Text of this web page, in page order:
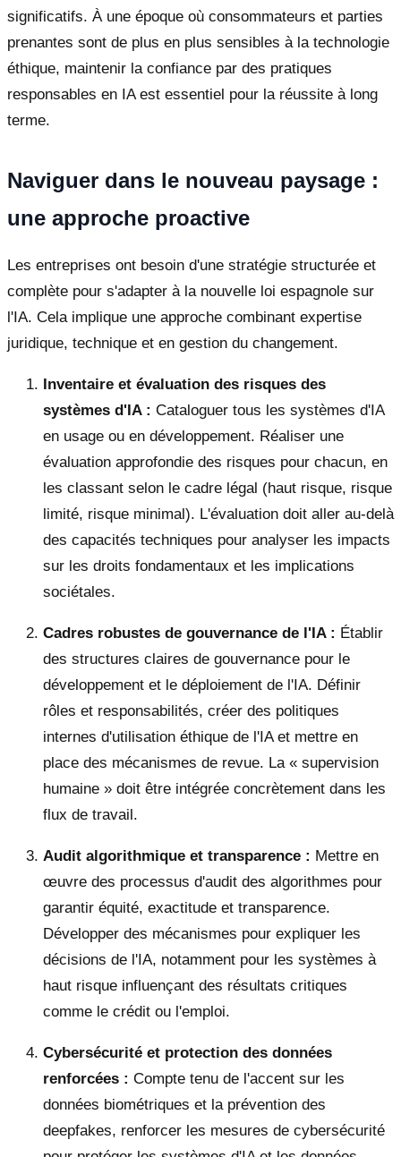
significatifs. À une époque où consommateurs et parties
prenantes sont de plus en plus sensibles à la technologie
éthique, maintenir la confiance par des pratiques
responsables en IA est essentiel pour la réussite à long
terme.
Naviguer dans le nouveau paysage :
une approche proactive
Les entreprises ont besoin d'une stratégie structurée et
complète pour s'adapter à la nouvelle loi espagnole sur
l'IA. Cela implique une approche combinant expertise
juridique, technique et en gestion du changement.
Inventaire et évaluation des risques des
systèmes d'IA : Cataloguer tous les systèmes d'IA
en usage ou en développement. Réaliser une
évaluation approfondie des risques pour chacun, en
les classant selon le cadre légal (haut risque, risque
limité, risque minimal). L'évaluation doit aller au-delà
des capacités techniques pour analyser les impacts
sur les droits fondamentaux et les implications
sociétales.
Cadres robustes de gouvernance de l'IA : Établir
des structures claires de gouvernance pour le
développement et le déploiement de l'IA. Définir
rôles et responsabilités, créer des politiques
internes d'utilisation éthique de l'IA et mettre en
place des mécanismes de revue. La « supervision
humaine » doit être intégrée concrètement dans les
flux de travail.
Audit algorithmique et transparence : Mettre en
œuvre des processus d'audit des algorithmes pour
garantir équité, exactitude et transparence.
Développer des mécanismes pour expliquer les
décisions de l'IA, notamment pour les systèmes à
haut risque influençant des résultats critiques
comme le crédit ou l'emploi.
Cybersécurité et protection des données
renforcées : Compte tenu de l'accent sur les
données biométriques et la prévention des
deepfakes, renforcer les mesures de cybersécurité